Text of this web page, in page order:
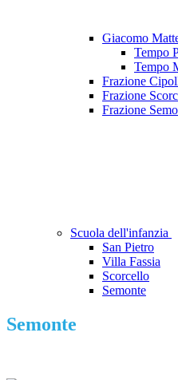
Giacomo
Tempo
Tempo
Frazione
Frazione
Frazione
Scuola dell'infanzia
San Pietro
Villa Fassia
Scorcello
Semonte
Semonte